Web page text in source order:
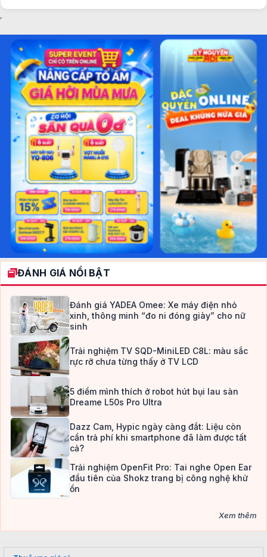
ĐÁNH GIÁ NỔI BẬT
Đánh giá YADEA Omee: Xe máy điện nhỏ
xinh, thông minh “đo ni đóng giày” cho nữ
sinh
Trải nghiệm TV SQD-MiniLED C8L: màu sắc
rực rỡ chưa từng thấy ở TV LCD
5 điểm mình thích ở robot hút bụi lau sàn
Dreame L50s Pro Ultra
Dazz Cam, Hypic ngày càng đắt: Liệu còn
cần trả phí khi smartphone đã làm được tất
cả?
Trải nghiệm OpenFit Pro: Tai nghe Open Ear
đầu tiên của Shokz trang bị công nghệ khử
ồn
Xem thêm